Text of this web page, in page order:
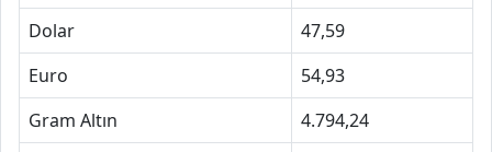
Dolar
47,59
Euro
54,93
Gram Altın
4.794,24